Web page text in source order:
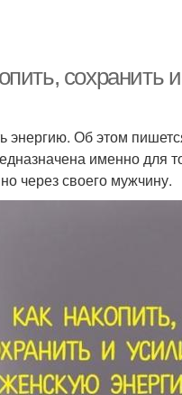
сохранить
Об этом
именно для
через своего мужчину.